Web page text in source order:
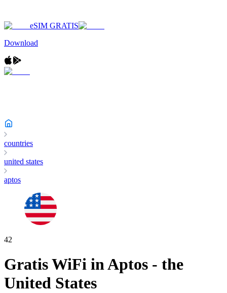
eSIM GRATIS
Download
countries
united states
aptos
42
Gratis WiFi inAptos - the
United States